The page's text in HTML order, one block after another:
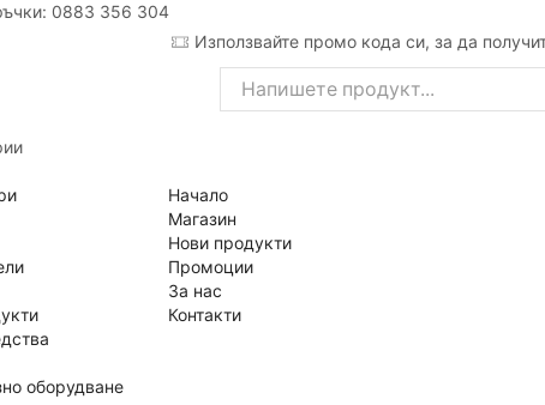
0883 356 304
Search
оборудване
Начало
Магазин
Нови продукти
Промоции
За нас
Контакти